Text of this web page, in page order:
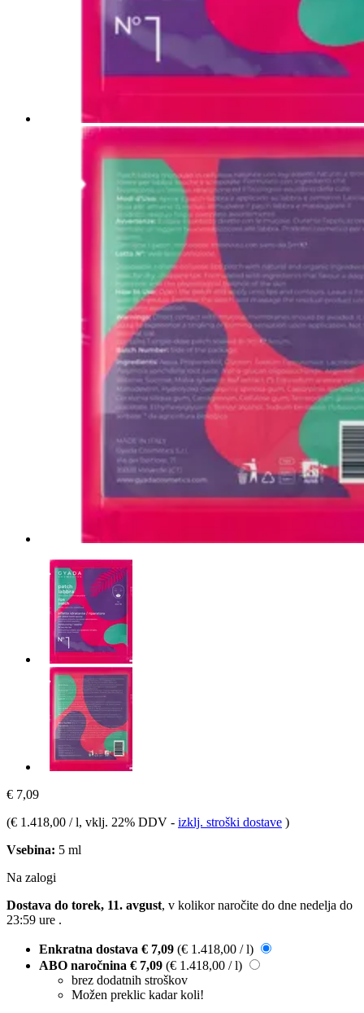
€ 7,09
(€ 1.418,00 / l, vklj. 22% DDV - izklj. stroški dostave )
Vsebina: 5 ml
Na zalogi
Dostava do torek, 11. avgust, v kolikor naročite do dne nedelja do
23:59 ure .
Enkratna dostava € 7,09 (€ 1.418,00 / l)
ABO naročnina € 7,09 (€ 1.418,00 / l)
brez dodatnih stroškov
Možen preklic kadar koli!